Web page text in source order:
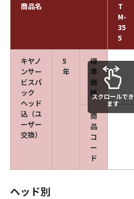
商品名
T
M-
35
5
キヤノ
ンサー
ビスパ
ック
ヘッド
込（ユ
ーザー
交換）
5
年
標
準
価
格
商
品
コ
ー
ド
スクロールでき
ます
ヘッド別